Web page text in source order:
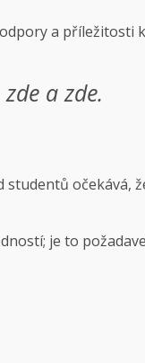
a příležitosti
zdeazde.
studentů očekává,
je to